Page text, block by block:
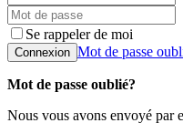
Se rappeler de moi
Connexion Mot de passe
Mot de passe oublié?
Nous vous avons envoyé par